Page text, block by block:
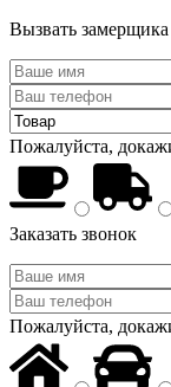
Вызвать замерщика
Пожалуйста,
Заказать звонок
Пожалуйста,